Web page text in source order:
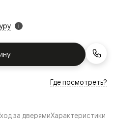
i
Где посмотреть?
за дверямиХарактеристики